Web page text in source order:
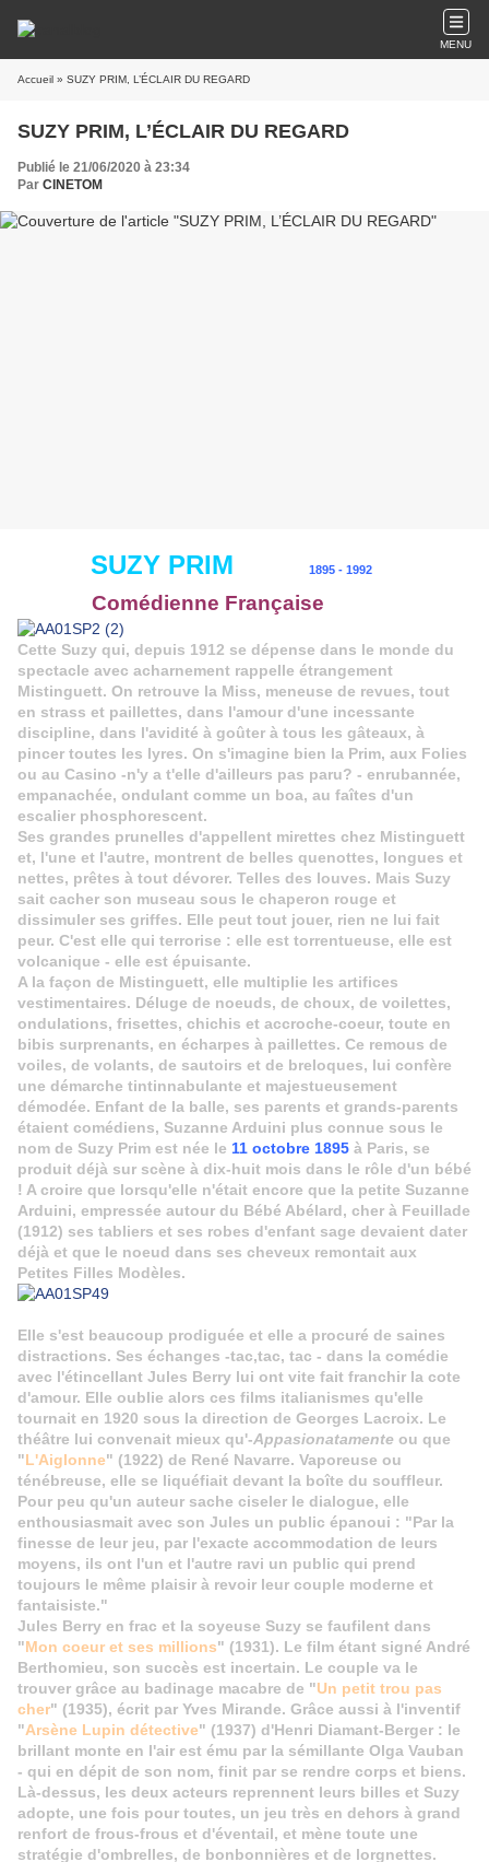
MENU
Accueil » SUZY PRIM, L’ÉCLAIR DU REGARD
SUZY PRIM, L’ÉCLAIR DU REGARD
Publié le 21/06/2020 à 23:34
Par CINETOM
SUZY PRIM 1895 - 1992
Comédienne Française
Cette Suzy qui, depuis 1912 se dépense dans le monde du
spectacle avec acharnement rappelle étrangement
Mistinguett. On retrouve la Miss, meneuse de revues, tout
en strass et paillettes, dans l'amour d'une incessante
discipline, dans l'avidité à goûter à tous les gâteaux, à
pincer toutes les lyres. On s'imagine bien la Prim, aux Folies
ou au Casino -n'y a t'elle d'ailleurs pas paru? - enrubannée,
empanachée, ondulant comme un boa, au faîtes d'un
escalier phosphorescent.
Ses grandes prunelles d'appellent mirettes chez Mistinguett
et, l'une et l'autre, montrent de belles quenottes, longues et
nettes, prêtes à tout dévorer. Telles des louves. Mais Suzy
sait cacher son museau sous le chaperon rouge et
dissimuler ses griffes. Elle peut tout jouer, rien ne lui fait
peur. C'est elle qui terrorise : elle est torrentueuse, elle est
volcanique - elle est épuisante.
A la façon de Mistinguett, elle multiplie les artifices
vestimentaires. Déluge de noeuds, de choux, de voilettes,
ondulations, frisettes, chichis et accroche-coeur, toute en
bibis surprenants, en écharpes à paillettes. Ce remous de
voiles, de volants, de sautoirs et de breloques, lui confère
une démarche tintinnabulante et majestueusement
démodée. Enfant de la balle, ses parents et grands-parents
étaient comédiens, Suzanne Arduini plus connue sous le
nom de Suzy Prim est née le 11 octobre 1895 à Paris, se
produit déjà sur scène à dix-huit mois dans le rôle d'un bébé
! A croire que lorsqu'elle n'était encore que la petite Suzanne
Arduini, empressée autour du Bébé Abélard, cher à Feuillade
(1912) ses tabliers et ses robes d'enfant sage devaient dater
déjà et que le noeud dans ses cheveux remontait aux
Petites Filles Modèles.
Elle s'est beaucoup prodiguée et elle a procuré de saines
distractions. Ses échanges -tac,tac, tac - dans la comédie
avec l'étincellant Jules Berry lui ont vite fait franchir la cote
d'amour. Elle oublie alors ces films italianismes qu'elle
tournait en 1920 sous la direction de Georges Lacroix. Le
théâtre lui convenait mieux qu'-Appasionatamente ou que
"L'Aiglonne" (1922) de René Navarre. Vaporeuse ou
ténébreuse, elle se liquéfiait devant la boîte du souffleur.
Pour peu qu'un auteur sache ciseler le dialogue, elle
enthousiasmait avec son Jules un public épanoui : "Par la
finesse de leur jeu, par l'exacte accommodation de leurs
moyens, ils ont l'un et l'autre ravi un public qui prend
toujours le même plaisir à revoir leur couple moderne et
fantaisiste."
Jules Berry en frac et la soyeuse Suzy se faufilent dans
"Mon coeur et ses millions" (1931). Le film étant signé André
Berthomieu, son succès est incertain. Le couple va le
trouver grâce au badinage macabre de "Un petit trou pas
cher" (1935), écrit par Yves Mirande. Grâce aussi à l'inventif
"Arsène Lupin détective" (1937) d'Henri Diamant-Berger : le
brillant monte en l'air est ému par la sémillante Olga Vauban
- qui en dépit de son nom, finit par se rendre corps et biens.
Là-dessus, les deux acteurs reprennent leurs billes et Suzy
adopte, une fois pour toutes, un jeu très en dehors à grand
renfort de frous-frous et d'éventail, et mène toute une
stratégie d'ombrelles, de bonbonnières et de lorgnettes.